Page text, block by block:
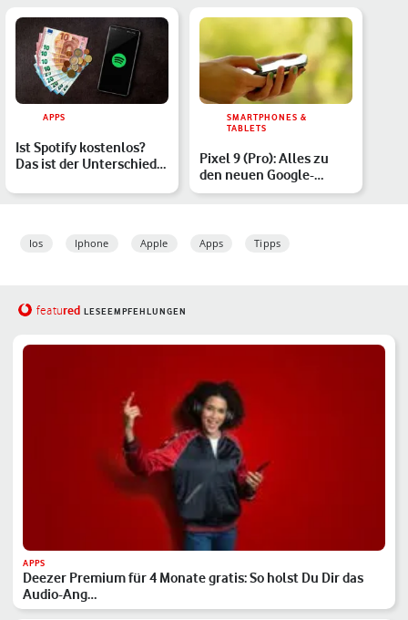
APPS
Ist Spotify kostenlos?
Das ist der Unterschied
SMARTPHONES &
TABLETS
Pixel 9 (Pro): Alles zu
den neuen Google-
Handys
Ios Iphone Apple Apps Tipps
featured LESEEMPFEHLUNGEN
APPS
Deezer Premium für 4 Monate gratis: So holst Du Dir das
Audio-Ang…